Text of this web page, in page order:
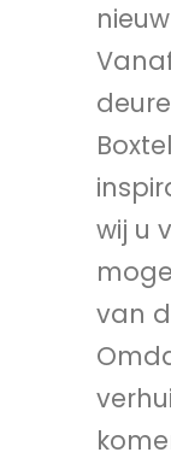
wij u
van